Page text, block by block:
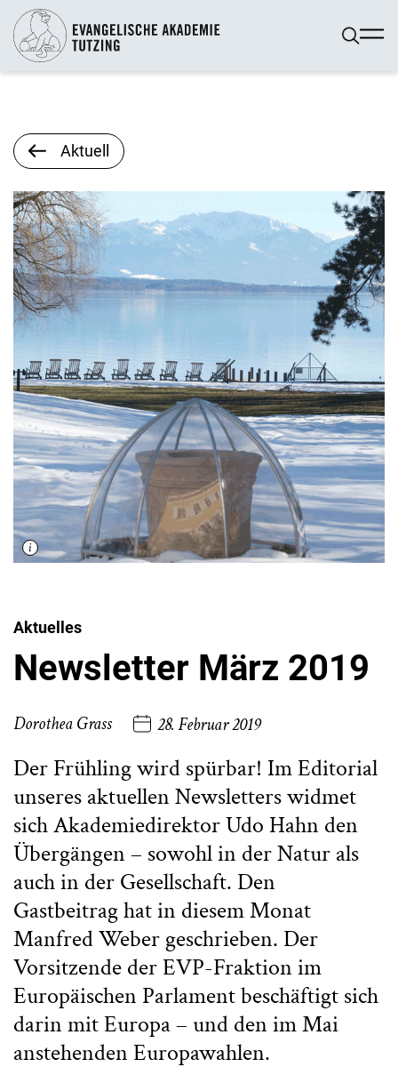
Aktuell
Aktuelles
Newsletter März 2019
Dorothea Grass 28. Februar 2019
Der Frühling wird spürbar! Im Editorial
unseres aktuellen Newsletters widmet
sich Akademiedirektor Udo Hahn den
Übergängen – sowohl in der Natur als
auch in der Gesellschaft. Den
Gastbeitrag hat in diesem Monat
Manfred Weber geschrieben. Der
Vorsitzende der EVP-Fraktion im
Europäischen Parlament beschäftigt sich
darin mit Europa – und den im Mai
anstehenden Europawahlen.